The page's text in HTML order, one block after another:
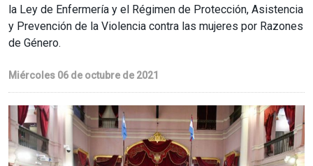
la Ley de Enfermería y el Régimen de Protección, Asistencia
y Prevención de la Violencia contra las mujeres por Razones
de Género.
Miércoles 06 de octubre de 2021